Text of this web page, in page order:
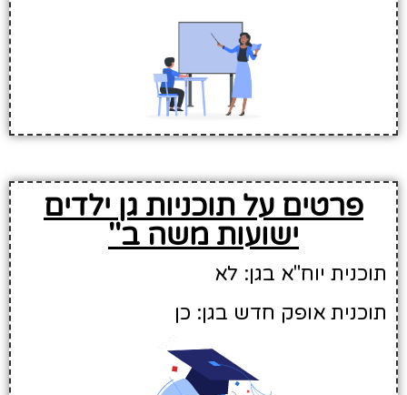
פרטים על תוכניות גן ילדים
ישועות משה ב''
תוכנית יוח"א בגן: לא
תוכנית אופק חדש בגן: כן